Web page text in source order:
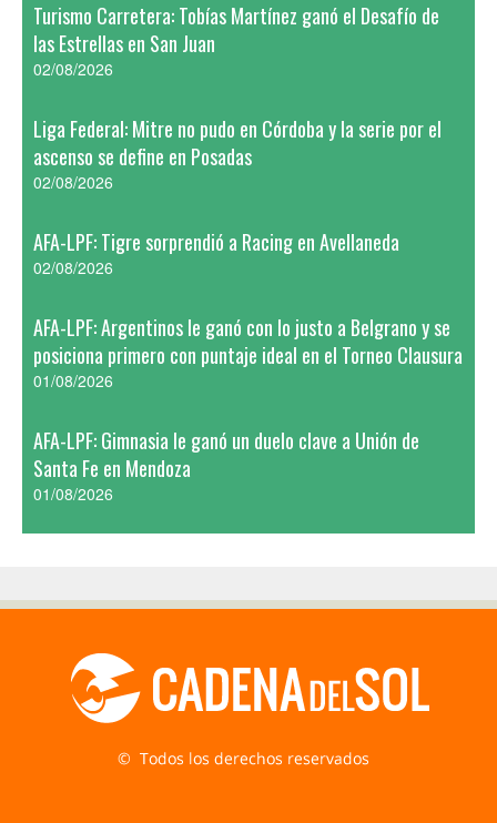
Turismo Carretera: Tobías Martínez ganó el Desafío de
las Estrellas en San Juan
02/08/2026
Liga Federal: Mitre no pudo en Córdoba y la serie por el
ascenso se define en Posadas
02/08/2026
AFA-LPF: Tigre sorprendió a Racing en Avellaneda
02/08/2026
AFA-LPF: Argentinos le ganó con lo justo a Belgrano y se
posiciona primero con puntaje ideal en el Torneo Clausura
01/08/2026
AFA-LPF: Gimnasia le ganó un duelo clave a Unión de
Santa Fe en Mendoza
01/08/2026